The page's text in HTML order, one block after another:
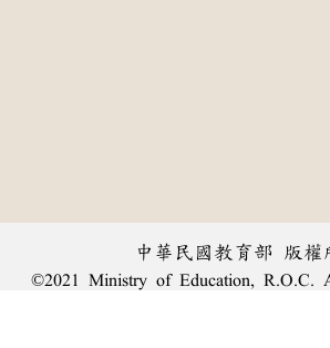
中華民國教育部 版權
©2021 Ministry of Education, R.O.C.